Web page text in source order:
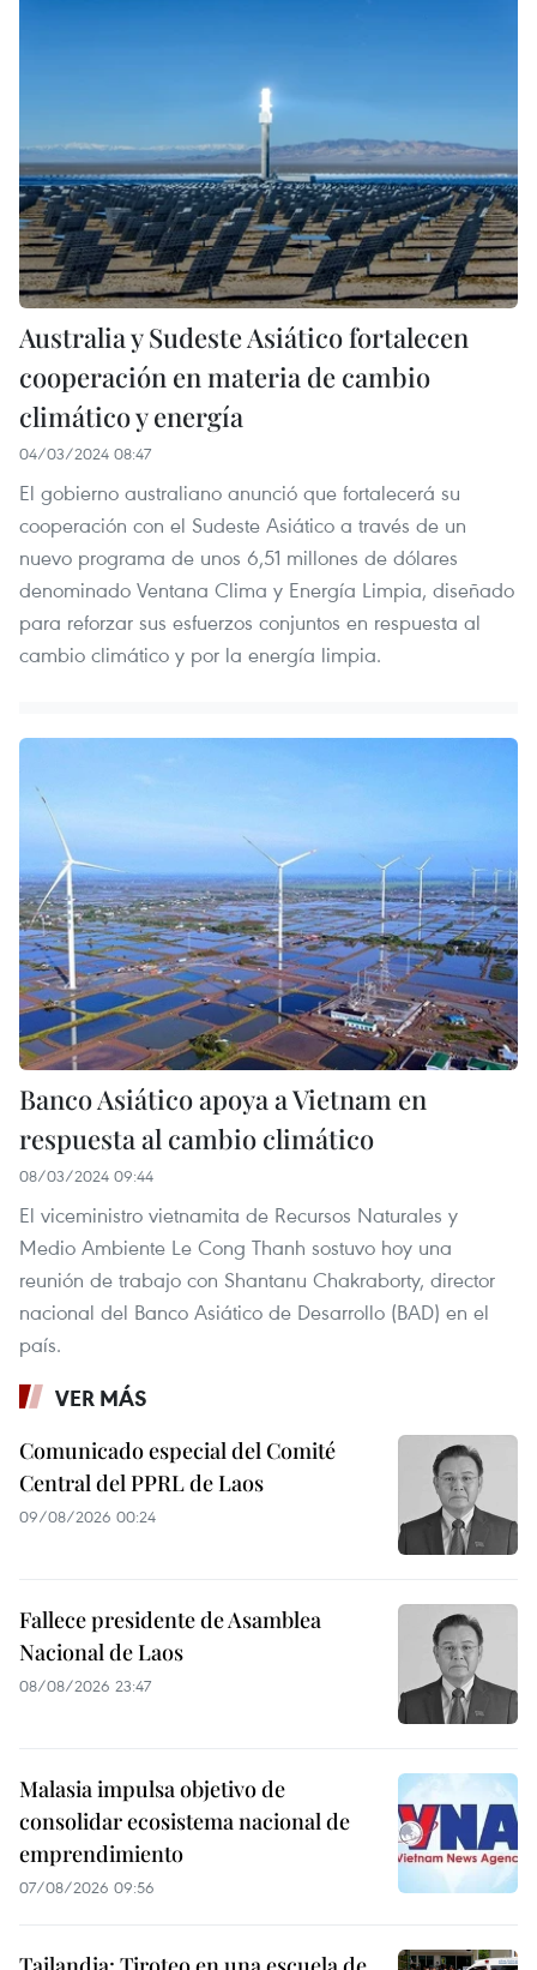
Australia y Sudeste Asiático fortalecen
cooperación en materia de cambio
climático y energía
04/03/2024 08:47
El gobierno australiano anunció que fortalecerá su
cooperación con el Sudeste Asiático a través de un
nuevo programa de unos 6,51 millones de dólares
denominado Ventana Clima y Energía Limpia, diseñado
para reforzar sus esfuerzos conjuntos en respuesta al
cambio climático y por la energía limpia.
Banco Asiático apoya a Vietnam en
respuesta al cambio climático
08/03/2024 09:44
El viceministro vietnamita de Recursos Naturales y
Medio Ambiente Le Cong Thanh sostuvo hoy una
reunión de trabajo con Shantanu Chakraborty, director
nacional del Banco Asiático de Desarrollo (BAD) en el
país.
VER MÁS
Comunicado especial del Comité
Central del PPRL de Laos
09/08/2026 00:24
Fallece presidente de Asamblea
Nacional de Laos
08/08/2026 23:47
Malasia impulsa objetivo de
consolidar ecosistema nacional de
emprendimiento
07/08/2026 09:56